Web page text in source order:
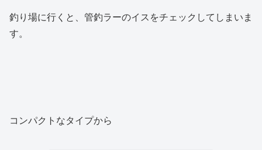
釣り場に行くと、管釣ラーのイスをチェックしてしまいま
す。
コンパクトなタイプから